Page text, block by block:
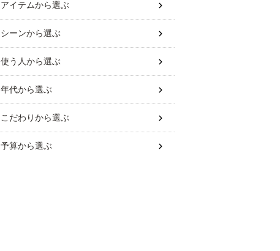
アイテムから選ぶ
シーンから選ぶ
使う人から選ぶ
年代から選ぶ
こだわりから選ぶ
予算から選ぶ